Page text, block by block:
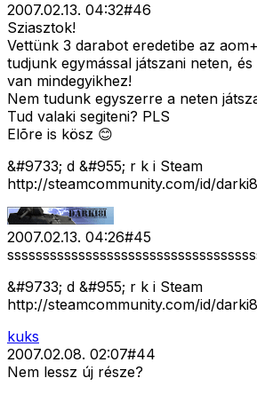
2007.02.13. 04:32#46
Sziasztok!
Vettünk 3 darabot eredetibe az
tudjunk egymással játszani neten,
van mindegyikhez!
Nem tudunk egyszerre a neten
Tud valaki segiteni? PLS
Elõre is kösz 😊
&#9733; d &#955; r k i Steam
http://steamcommunity.com/id/
2007.02.13. 04:26#45
&#9733; d &#955; r k i Steam
http://steamcommunity.com/id/
kuks
2007.02.08. 02:07#44
Nem lessz új része?